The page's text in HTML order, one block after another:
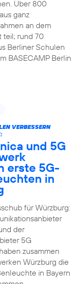
Über 800
ganz
an dem
teil; rund 70
Berliner Schulen
BASECAMP Berlin
VERBESSERN
und 5G
erste 5G-
in
für Würzburg:
der
5G
zusammen
Würzburg die
in Bayern